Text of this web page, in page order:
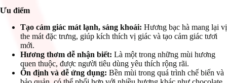
Ưu điểm
Tạo cảm giác mát lạnh, sảng khoái: Hương bạc hà mang lại vị
the mát đặc trưng, giúp kích thích vị giác và tạo cảm giác tươi
mới.
Hương thơm dễ nhận biết: Là một trong những mùi hương
quen thuộc, được người tiêu dùng yêu thích rộng rãi.
Ổn định và dễ ứng dụng: Bền mùi trong quá trình chế biến và